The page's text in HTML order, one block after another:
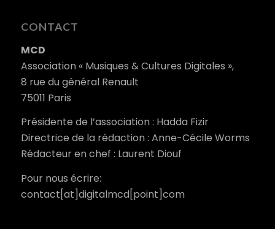
CONTACT
MCD
Association « Musiques & Cultures Digitales »,
8 rue du général Renault
75011 Paris
Présidente de l’association : Hadda Fizir
Directrice de la rédaction : Anne-Cécile Worms
Rédacteur en chef : Laurent Diouf
Pour nous écrire:
contact[at]digitalmcd[point]com